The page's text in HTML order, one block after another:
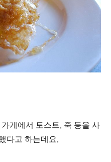
게에서 토스트, 죽 등을 사
다고 하는데요,